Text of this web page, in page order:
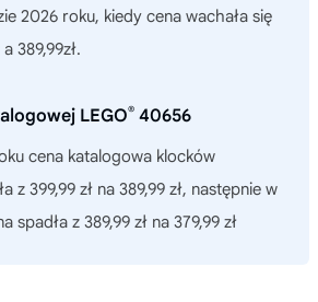
2026 roku, kiedy cena wachała się
389,99zł.
LEGO® 40656
cena katalogowa klocków
z 399,99 zł na 389,99 zł, następnie w
spadła z 389,99 zł na 379,99 zł